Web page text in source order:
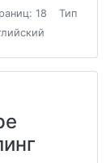
18
Тип